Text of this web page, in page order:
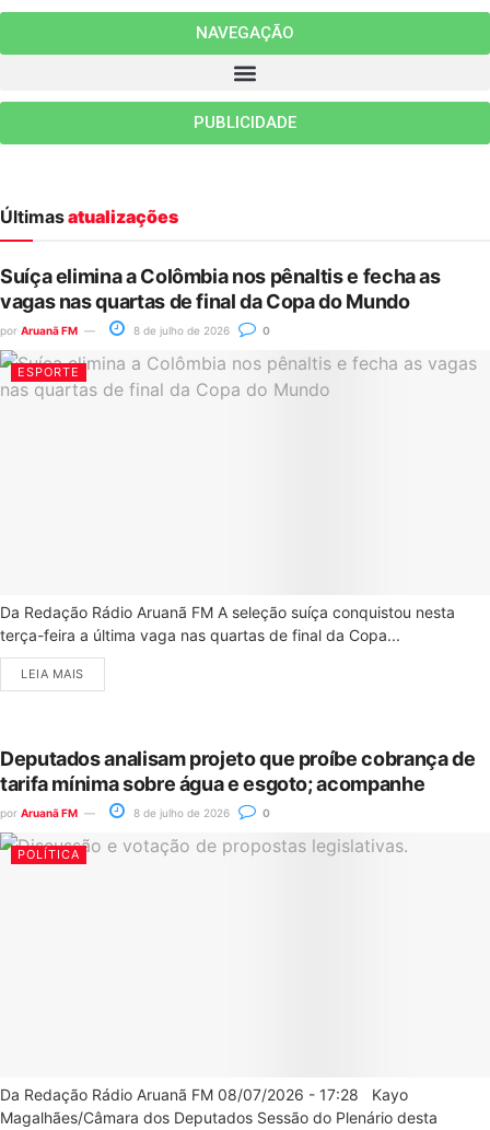
NAVEGAÇÃO
PUBLICIDADE
Últimasatualizações
Suíça elimina a Colômbia nos pênaltis e fecha as
vagas nas quartas de final da Copa do Mundo
por Aruanã FM 8 de julho de 2026 0
ESPORTE
Da Redação Rádio Aruanã FM A seleção suíça conquistou nesta
terça-feira a última vaga nas quartas de final da Copa...
LEIA MAIS
Deputados analisam projeto que proíbe cobrança de
tarifa mínima sobre água e esgoto; acompanhe
por Aruanã FM 8 de julho de 2026 0
POLÍTICA
Da Redação Rádio Aruanã FM 08/07/2026 - 17:28 Kayo
Magalhães/Câmara dos Deputados Sessão do Plenário desta